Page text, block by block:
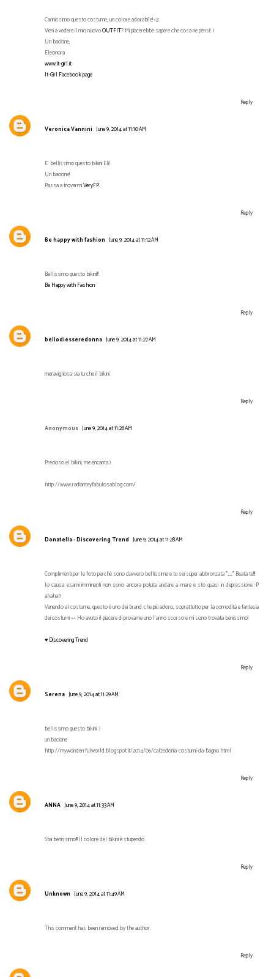
Carinissimo questo costume, un colore adorabile! <3
Vieni a vedere il mio nuovoOUTFIT? Mi piacerebbe sapere che cosa ne pensi! :)
Un bacione,
Eleonora
www.it-girl.it
It-Girl Facebook page
Reply
Veronica Vannini June 9, 2014 at 11:10 AM
E' bellissimo questo bikini Eli!
Un bacione!
Passa a trovarmiVeryFP
Reply
Be happy with fashion June 9, 2014 at 11:12 AM
Bellissimo questo bikini!!!
Be Happy with Fashion
Reply
bellodiesseredonna June 9, 2014 at 11:27 AM
meravigliosa sia tu che il bikini
Reply
Anonymous June 9, 2014 at 11:28 AM
Precioso el bikini, me encanta:)
http://www.radianteyfabulosablog.com/
Reply
Donatella - Discovering Trend June 9, 2014 at 11:28 AM
Complimenti per le foto perchè sono davvero bellissime e tu sei super abbronzata *__* Beata te!!!
Io causa esami imminenti non sono ancora potuta andare a mare e sto quasi in depressione :P
ahahah
Venendo al costume, questo è uno dei brand che più adoro, soprattutto per la comodità e fantasia
dei costumi ^^ Ho avuto il piacere di provarne uno l'anno scorso e mi sono trovata benissimo!
♥ Discovering Trend
Reply
Serena June 9, 2014 at 11:29 AM
bellissimo questo bikini :)
un bacione
http://mywonderrfulworld.blogspot.it/2014/06/calzedonia-costumi-da-bagno.html
Reply
ANNA June 9, 2014 at 11:33 AM
Stai benissimo!!! Il colore del bikini è stupendo
Reply
Unknown June 9, 2014 at 11:49 AM
This comment has been removed by the author.
Reply